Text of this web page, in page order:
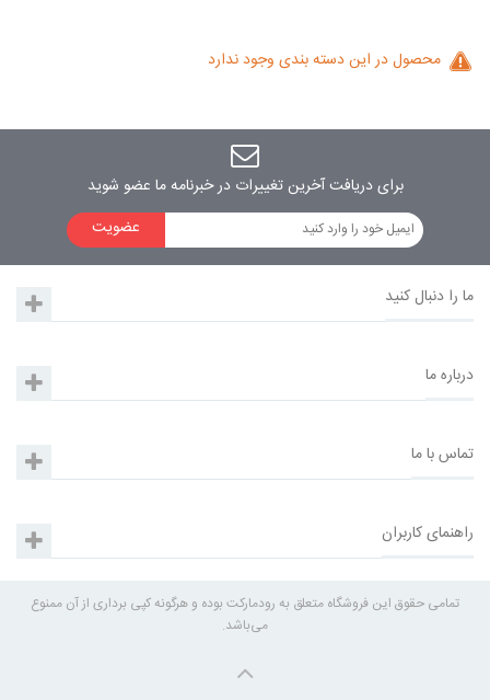
محصول در این دسته بندی وجود ندارد
برای دریافت آخرین تغییرات در خبرنامه ما عضو شوید
عضویت
ما را دنبال کنید
درباره ما
تماس با ما
راهنمای کاربران
تمامی حقوق این فروشگاه متعلق به رودمارکت بوده و هرگونه کپی برداری از آن ممنوع
می‌باشد.